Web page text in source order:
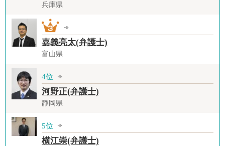
兵庫県
嘉義亮太(弁護士)
富山県
4位
河野正(弁護士)
静岡県
5位
横江崇(弁護士)